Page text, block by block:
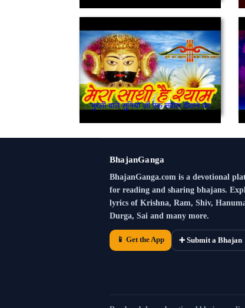
मुरली वाले सुनियो जी एक सवाल दीवाने का
BhajanGanga
BhajanGanga.com is a devotional
for reading and sharing bhajans.
lyrics of Krishna, Ram, Shiv,
Durga, Sai and many more.
📱 Get the App ➕ Submit a Bhajan